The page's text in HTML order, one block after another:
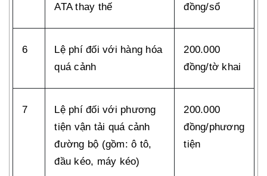
ATA thay thế
đồng/sổ
6
Lệ phí đối với hàng hóa
quá cảnh
200.000
đồng/tờ khai
7
Lệ phí đối với phương
tiện vận tải quá cảnh
đường bộ (gồm: ô tô,
đầu kéo, máy kéo)
200.000
đồng/phương
tiện